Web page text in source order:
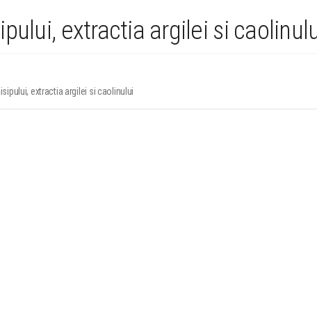
extractia argilei si
extractia argilei si caolinului